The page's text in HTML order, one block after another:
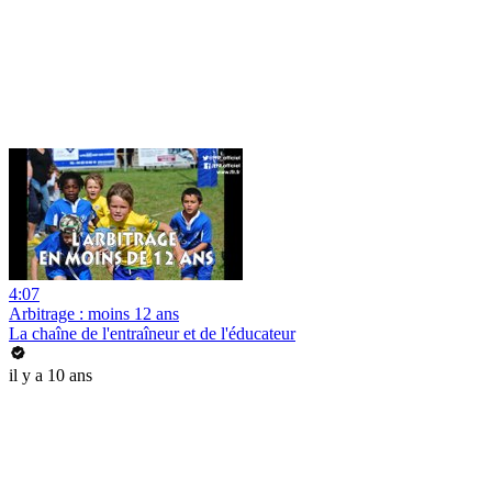
4:07
Arbitrage : moins 12 ans
La chaîne de l'entraîneur et de l'éducateur
il y a 10 ans